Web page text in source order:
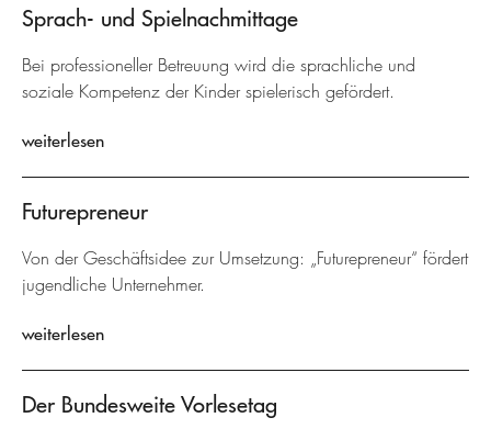
Sprach- und Spielnachmittage
Bei professioneller Betreuung wird die sprachliche und
soziale Kompetenz der Kinder spielerisch gefördert.
weiterlesen
Futurepreneur
Von der Geschäftsidee zur Umsetzung: „Futurepreneur“ fördert
jugendliche Unternehmer.
weiterlesen
Der Bundesweite Vorlesetag